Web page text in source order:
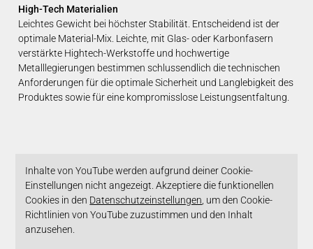
High-Tech Materialien
Leichtes Gewicht bei höchster Stabilität. Entscheidend ist der
optimale Material-Mix. Leichte, mit Glas- oder Karbonfasern
verstärkte Hightech-Werkstoffe und hochwertige
Metalllegierungen bestimmen schlussendlich die technischen
Anforderungen für die optimale Sicherheit und Langlebigkeit des
Produktes sowie für eine kompromisslose Leistungsentfaltung.
Inhalte von YouTube werden aufgrund deiner Cookie-
Einstellungen nicht angezeigt. Akzeptiere die funktionellen
Cookies in den Datenschutzeinstellungen, um den Cookie-
Richtlinien von YouTube zuzustimmen und den Inhalt
anzusehen.